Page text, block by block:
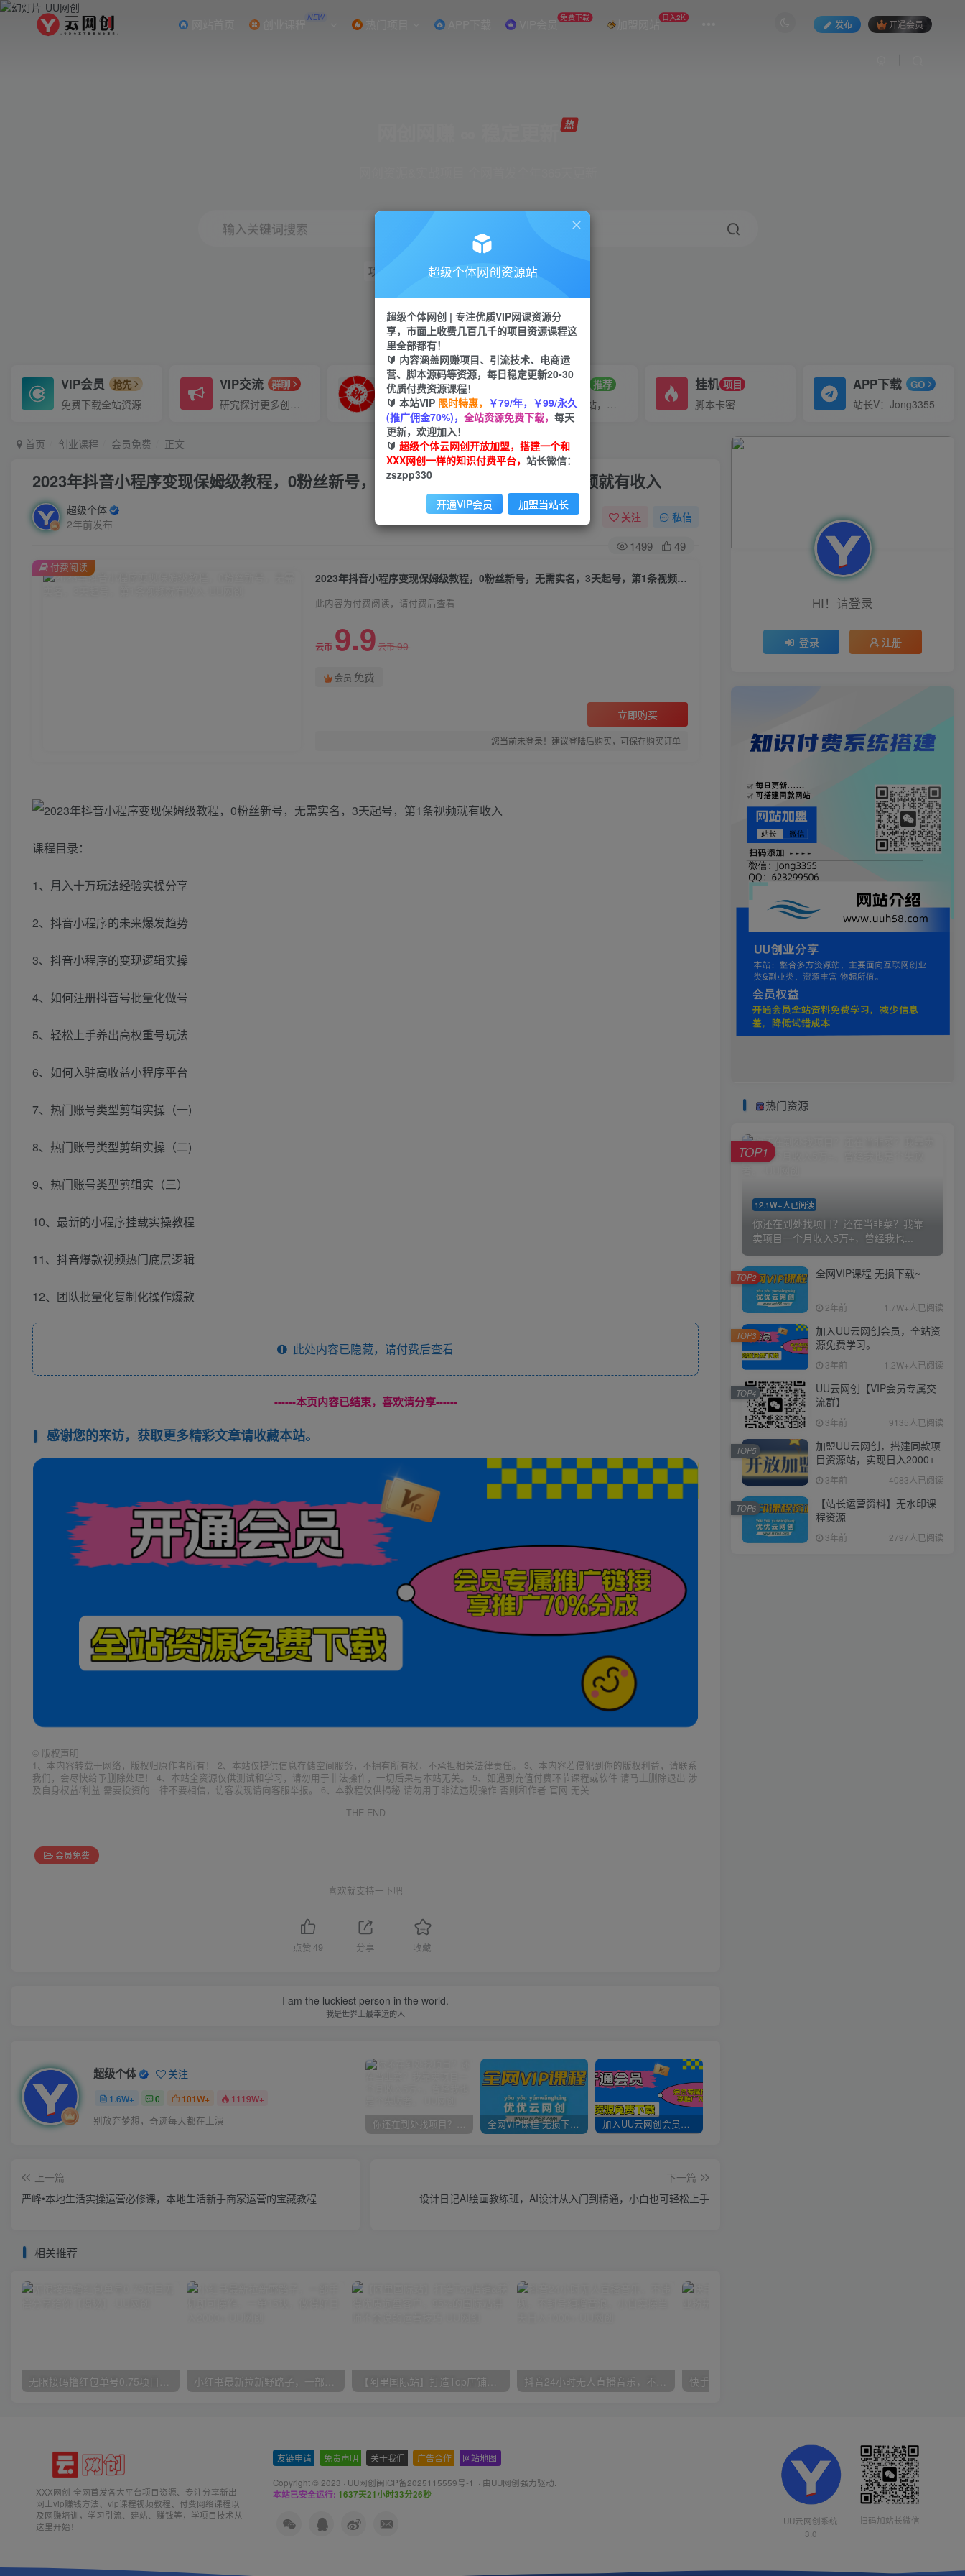
创业课程 NEW 热门项目 APP下载 VIP会员 免费下载 加盟网站 日入2K
发布 开通会员
输入关键词搜索
项目 引流 短视频 小红书
VIP会员 抢先
免费下载全站资源
VIP交流 群聊
研究探讨更多创业项目路子。
VIP推广
70%分佣
会员专属推广链接
招募站长 推荐
搭建同款网站，自己当老板
挂机 项目
脚本卡密
APP下载 GO
站长V：Jong3355
首页 创业课程 会员免费 正文
2023年抖音小程序变现保姆级教程，0粉丝新号，无需实名，3天起号，第1条视频就有收入
超级个体
2年前发布
关注 私信
1499 49
2023年抖音小程序变现保姆级教程，0粉丝新号，无需实名，3天起号，第1条视频就有收入
此内容为付费阅读，请付费后查看
云币 9.9云币99
会员 免费
立即购买
您当前未登录！建议登陆后购买，可保存购买订单
付费阅读
课程目录：
1、月入十万玩法经验实操分享
2、抖音小程序的未来爆发趋势
3、抖音小程序的变现逻辑实操
4、如何注册抖音号批量化做号
5、轻松上手养出高权重号玩法
6、如何入驻高收益小程序平台
7、热门账号类型剪辑实操（一)
8、热门账号类型剪辑实操（二)
9、热门账号类型剪辑实（三）
10、最新的小程序挂载实操教程
11、抖音爆款视频热门底层逻辑
12、团队批量化复制化操作爆款
此处内容已隐藏，请付费后查看
------本页内容已结束，喜欢请分享------
感谢您的来访，获取更多精彩文章请收藏本站。
© 版权声明
1、本内容转载于网络，版权归原作者所有！ 2、本站仅提供信息存储空间服务，不拥有所有权，不承担相关法律责任。 3、本内容若侵犯到你的版权利益，请联系
我们，会尽快给予删除处理！ 4、本站全资源仅供测试和学习，请勿用于非法操作，一切后果与本站无关。 5、如遇到充值付费环节课程或软件 请马上删除退出 涉
及自身权益/利益 需要投资的一律不要相信，访客发现请向客服举报。 6、本教程仅供揭秘 请勿用于非法违规操作 否则和作者 官网 无关
THE END
会员免费
喜欢就支持一下吧
点赞49 分享 收藏
I am the luckiest person in the world.
我是世界上最幸运的人
超级个体 关注
1.6W+ 0 101W+ 1119W+
别放弃梦想，奇迹每天都在上演 你还在到处找项目？还在当韭菜？我靠卖项目一个月收入5万+，曾经我也是个失败者。 全网VIP课程 无损下载~ 加入UU云网创会员，全站资源免费学习。
上一篇
严峰•本地生活实操运营必修课，本地生活新手商家运营的宝藏教程
下一篇
设计日记AI绘画教练班，AI设计从入门到精通，小白也可轻松上手
相关推荐
无限接码撸红包单号0.75项目无偿分享给你【揭秘】 小红书最新拉新野路子，一部手机即可操作，一单15块，做得好日入2000+ 【阿里国际站】打造Top店铺&获得优质询盘客户，​95%的国际站讲师不会说的运营技巧 抖音24小时无人直播音乐，不违规，不封号纯撸音浪，小白实操当天日入1000+
HI！请登录
登录 注册
热门资源
12.1W+人已阅读
你还在到处找项目？还在当韭菜？我靠
卖项目一个月收入5万+，曾经我也...
TOP1
全网VIP课程 无损下载~
2年前 1.7W+人已阅读
TOP2
加入UU云网创会员，全站资
源免费学习。
3年前 1.2W+人已阅读
TOP3
UU云网创【VIP会员专属交
流群】
3年前 9135人已阅读
TOP4
加盟UU云网创，搭建同款项
目资源站，实现日入2000+
3年前 4083人已阅读
TOP5
【站长运营资料】无水印课
程资源
3年前 2797人已阅读
TOP6
XXX网创-全网首发各大平台项目资源、专注分享新出
网上vip赚钱方法、vip课程视频教程、付费网络课程以
及网赚培训，学习引流、建站、赚钱等，学项目技术从
这里开始！
友链申请 免责声明 关于我们 广告合作 网站地图
Copyright © 2023 · UU网创闽ICP备2025115559号-1 · 由UU网创强力驱动.
本站已安全运行: 1637天21小时33分27秒
UU云网创系统
3.0
扫码加站长微信
超级个体网创资源站
超级个体网创 | 专注优质VIP网课资源分
享，市面上收费几百几千的项目资源课程这
里全部都有！
🔰 内容涵盖网赚项目、引流技术、电商运
营、脚本源码等资源，每日稳定更新20-30
优质付费资源课程！
🔰 本站VIP 限时特惠， ￥79/年，￥99/永久
(推广佣金70%)， 全站资源免费下载， 每天
更新，欢迎加入！
🔰 超级个体云网创开放加盟，搭建一个和
XXX网创一样的知识付费平台， 站长微信：
zszpp330
开通VIP会员 加盟当站长